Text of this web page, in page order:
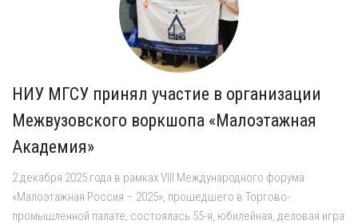
НИУ МГСУ принял участие в организации
Межвузовского воркшопа «Малоэтажная
Академия»
2 декабря 2025 года в рамках VIII Международного форума
«Малоэтажная Россия – 2025», прошедшего в Торгово-
промышленной палате, состоялась 55-я, юбилейная, деловая игра